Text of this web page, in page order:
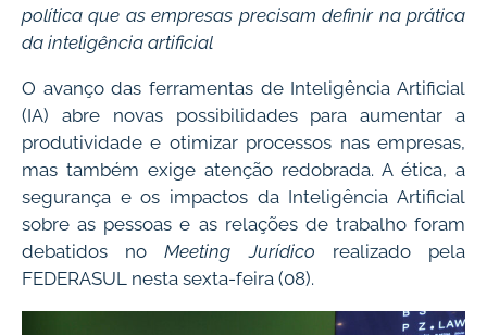
política que as empresas precisam definir na prática
da inteligência artificial
O avanço das ferramentas de Inteligência Artificial
(IA) abre novas possibilidades para aumentar a
produtividade e otimizar processos nas empresas,
mas também exige atenção redobrada. A ética, a
segurança e os impactos da Inteligência Artificial
sobre as pessoas e as relações de trabalho foram
debatidos noMeeting Jurídico realizado pela
FEDERASUL nesta sexta-feira (08).